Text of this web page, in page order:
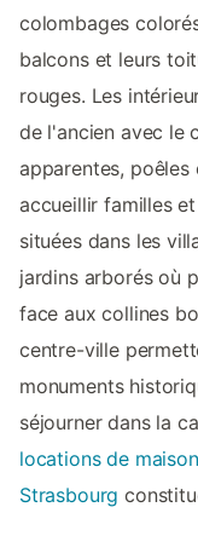
colombages
balcons et leurs
rouges. Les
de l'ancien avec le
apparentes, poêles
accueillir familles
situées dans les
jardins arborés où
face aux collines
centre-ville
monuments
séjourner dans la
locations de
Strasbourg